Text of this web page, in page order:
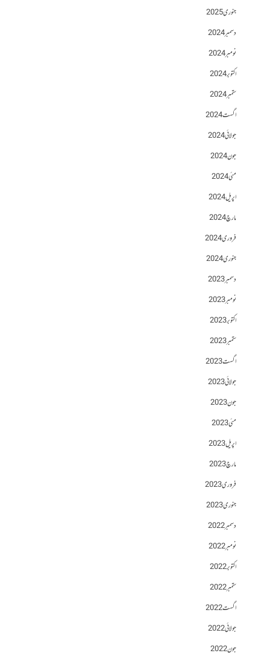
جنوری 2025
دسمبر 2024
نومبر 2024
اکتوبر 2024
ستمبر 2024
اگست 2024
جولائی 2024
جون 2024
مئی 2024
اپریل 2024
مارچ 2024
فروری 2024
جنوری 2024
دسمبر 2023
نومبر 2023
اکتوبر 2023
ستمبر 2023
اگست 2023
جولائی 2023
جون 2023
مئی 2023
اپریل 2023
مارچ 2023
فروری 2023
جنوری 2023
دسمبر 2022
نومبر 2022
اکتوبر 2022
ستمبر 2022
اگست 2022
جولائی 2022
جون 2022